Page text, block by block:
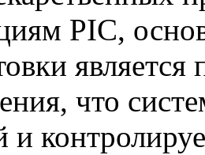
PIC,
является
что
и